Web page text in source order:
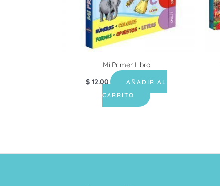
Mi Primer Libro
$ 12.00
AÑADIR AL
CARRITO